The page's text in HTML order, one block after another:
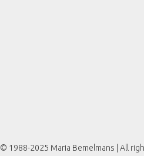
© 1988-2025 Maria Bemelmans | All